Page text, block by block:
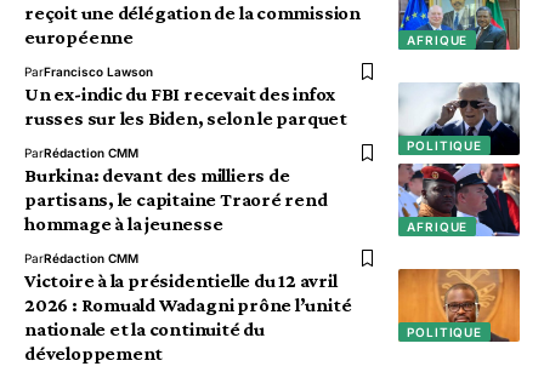
AFRIQUE
reçoit une délégation de la commission
européenne
ParFrancisco Lawson
POLITIQUE
Un ex-indic du FBI recevait des infox
russes sur les Biden, selon le parquet
ParRédaction CMM
AFRIQUE
Burkina: devant des milliers de
partisans, le capitaine Traoré rend
hommage à la jeunesse
ParRédaction CMM
POLITIQUE
Victoire à la présidentielle du 12 avril
2026 : Romuald Wadagni prône l’unité
nationale et la continuité du
développement